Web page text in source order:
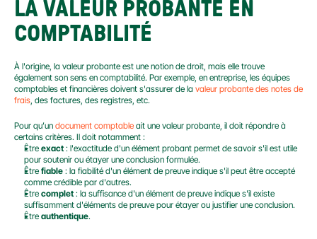
LA VALEUR PROBANTE EN
COMPTABILITÉ
À l'origine, la valeur probante est une notion de droit, mais elle trouve
également son sens en comptabilité. Par exemple, en entreprise, les équipes
comptables et financières doivent s'assurer de la valeur probante des notes de
frais, des factures, des registres, etc.
Pour qu’un document comptable ait une valeur probante, il doit répondre à
certains critères. Il doit notamment :
Être exact : l'exactitude d'un élément probant permet de savoir s'il est utile
pour soutenir ou étayer une conclusion formulée.
Être fiable : la fiabilité d'un élément de preuve indique s'il peut être accepté
comme crédible par d'autres.
Être complet : la suffisance d'un élément de preuve indique s'il existe
suffisamment d'éléments de preuve pour étayer ou justifier une conclusion.
Être authentique.